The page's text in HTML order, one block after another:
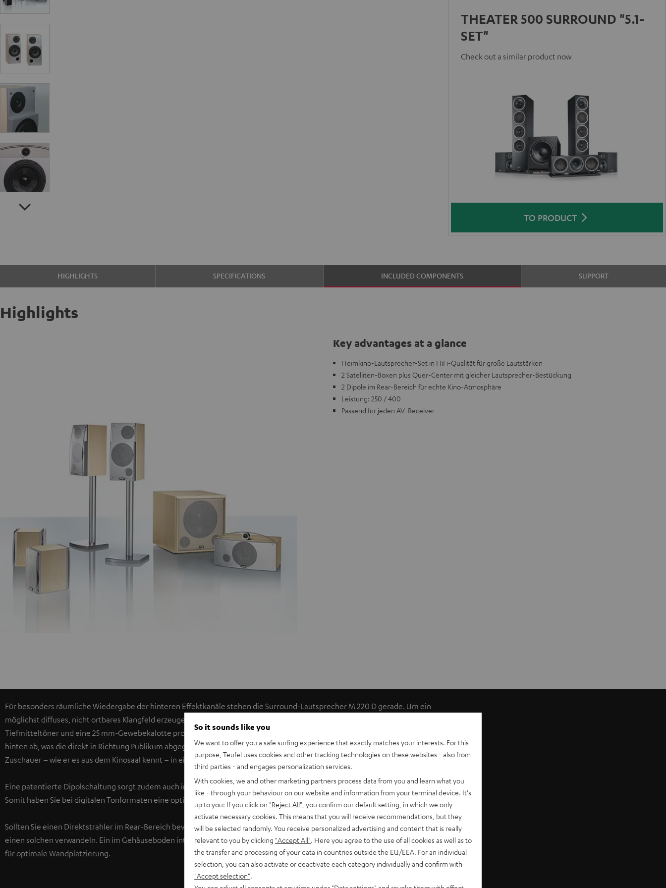
THEATER 500 SURROUND "5.1-
SET"
Check out a similar product now
TO PRODUCT
HIGHLIGHTS SPECIFICATIONS INCLUDED COMPONENTS SUPPORT
Highlights
Key advantages at a glance
Heimkino-Lautsprecher-Set in HiFi-Qualität für große Lautstärken
2 Satelliten-Boxen plus Quer-Center mit gleicher Lautsprecher-Bestückung
2 Dipole im Rear-Bereich für echte Kino-Atmosphäre
Leistung: 250 / 400
Passend für jeden AV-Receiver
Für besonders räumliche Wiedergabe der hinteren Effektkanäle stehen die Surround-Lautsprecher M 220 D gerade. Um ein
möglichst diffuses, nicht ortbares Klangfeld erzeugen zu können, arbeiten sie im Dipolbetrieb: Jeweils ein 130 mm großer
Tiefmitteltöner und eine 25 mm-Gewebekalotte pro Seite strahlen gegeneinander verpolt den Schall nach vorne und nach
hinten ab, was die direkt in Richtung Publikum abgegebenen Schallanteile auf ein Minimum reduziert. Dadurch wähnt sich der
Zuschauer – wie er es aus dem Kinosaal kennt – in einem räumlich rundum völlig offenen Klangbild.
Eine patentierte Dipolschaltung sorgt zudem auch in den Effektkanälen für einen linearen Übertragungsbereich ab 80 Hz.
Somit haben Sie bei digitalen Tonformaten eine optimale Anpassung an den Subwoofer.
Sollten Sie einen Direktstrahler im Rear-Bereich bevorzugen – kein Problem. Der M 220 D lässt sich mittels Umschalter in
einen solchen verwandeln. Ein im Gehäuseboden integriertes Gewinde erleichtert die Anbringung eines zusätzlichen Halters
für optimale Wandplatzierung.
So it sounds like you
We want to offer you a safe surfing experience that exactly matches your interests. For this
purpose, Teufel uses cookies and other tracking technologies on these websites - also from
third parties - and engages personalization services.
With cookies, we and other marketing partners process data from you and learn what you
like - through your behaviour on our website and information from your terminal device. It's
up to you: If you click on "Reject All" , you confirm our default setting, in which we only
activate necessary cookies. This means that you will receive recommendations, but they
will be selected randomly. You receive personalized advertising and content that is really
relevant to you by clicking "Accept All" . Here you agree to the use of all cookies as well as to
the transfer and processing of your data in countries outside the EU/EEA. For an individual
selection, you can also activate or deactivate each category individually and confirm with
"Accept selection"